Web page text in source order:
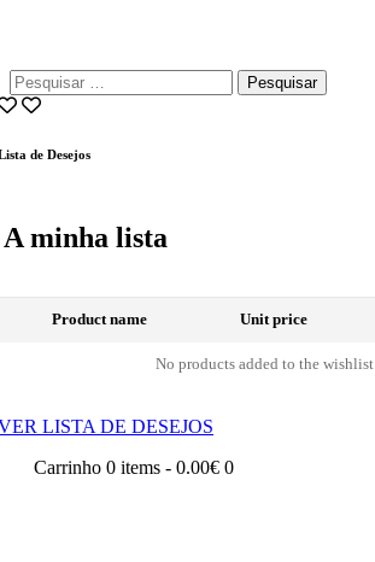
Pesquisar
por:
de Desejos
A minha lista
Product name Unit price
No products added to the wishlist
LISTA DE DESEJOS
Carrinho 0 items - 0.00€ 0